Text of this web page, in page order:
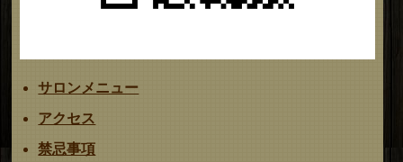
サロンメニュー
アクセス
禁忌事項